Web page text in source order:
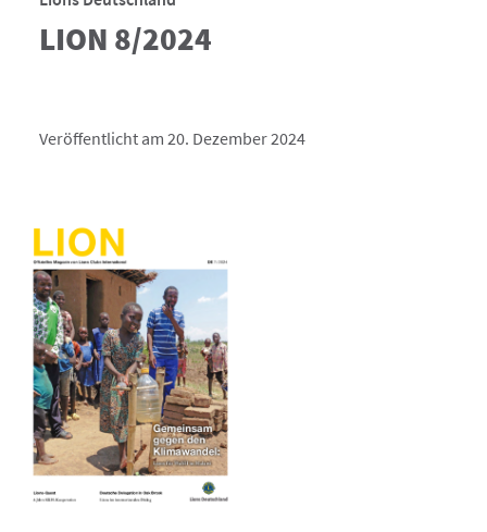
LION 8/2024
Veröffentlicht am 20. Dezember 2024